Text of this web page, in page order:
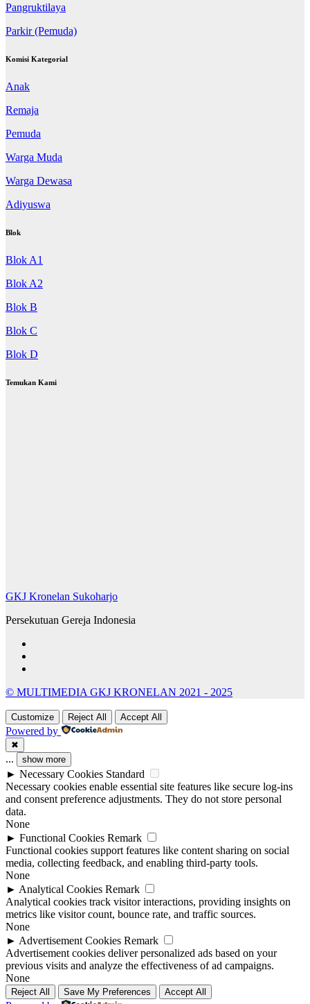
Pangruktilaya
Parkir (Pemuda)
Komisi Kategorial
Anak
Remaja
Pemuda
Warga Muda
Warga Dewasa
Adiyuswa
Blok
Blok A1
Blok A2
Blok B
Blok C
Blok D
Temukan Kami
GKJ Kronelan Sukoharjo
Persekutuan Gereja Indonesia
© MULTIMEDIA GKJ KRONELAN 2021 - 2025
Customize Reject All Accept All
Powered by
✖
... show more
► Necessary Cookies Standard
Necessary cookies enable essential site features like secure log-ins
and consent preference adjustments. They do not store personal
data.
None
► Functional Cookies Remark
Functional cookies support features like content sharing on social
media, collecting feedback, and enabling third-party tools.
None
► Analytical Cookies Remark
Analytical cookies track visitor interactions, providing insights on
metrics like visitor count, bounce rate, and traffic sources.
None
► Advertisement Cookies Remark
Advertisement cookies deliver personalized ads based on your
previous visits and analyze the effectiveness of ad campaigns.
None
Reject All Save My Preferences Accept All